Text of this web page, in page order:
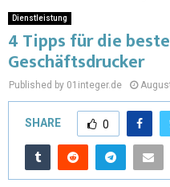
Dienstleistung
4 Tipps für die
Geschäftsdrucker
Published by 01integer.de
SHARE 0